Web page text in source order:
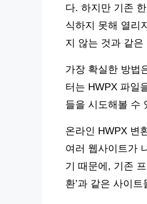
다. 하지만 기존
식하지 못해 열리
지 않는 것과 같은
가장 확실한 방법
터는 HWPX 파일
들을 시도해볼 수
온라인 HWPX 변
여러 웹사이트가
기 때문에, 기존
환’과 같은 사이